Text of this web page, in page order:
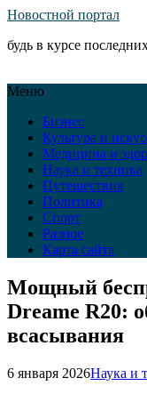
Новостной портал
будь в курсе
Меню
Бизнес
Культура и
Медицина и
Наука и техника
Путешествия
Политика
Спорт
Разное
Карта сайта
Мощный
Dreame R20:
всасывания
6 января 2026Наука и